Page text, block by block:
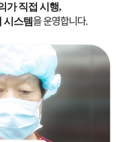
가 직접 시행,
시스템을 운영합니다.